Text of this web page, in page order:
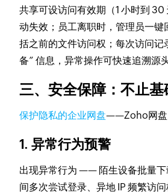
共享可设访问有效期（1 小时到 30
动失效；员工离职时，管理员一键
括之前的文件访问权；每次访问记
备” 信息，异常操作可快速追溯源头
三、安全保障：不止基
保护隐私的企业网盘——Zoho网盘
1. 异常行为预警
出现异常行为 —— 陌生设备批量
间多次尝试登录、异地 IP 频繁访